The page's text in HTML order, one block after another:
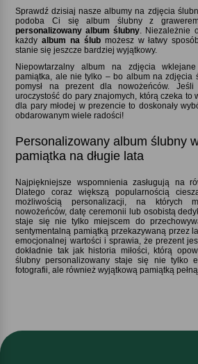
Sprawdź dzisiaj nasze albumy na zdjęcia
podoba Ci się album ślubny z
personalizowany album ślubny . Niezależnie
każdyalbum na ślubmożesz w łatwy
stanie się jeszcze bardziej wyjątkowy.
Niepowtarzalny album na zdjęcia
pamiątka, ale nie tylko – bo album na zdjęcia
pomysł na prezent dla nowożeńców.
uroczystość do pary znajomych, którą czeka to
dla pary młodej w prezencie to doskonały
obdarowanym wiele radości!
Personalizowany album ślubny
pamiątka na długie lata
Najpiękniejsze wspomnienia zasługują na
Dlatego coraz większą popularnością
możliwością personalizacji, na których
nowożeńców, datę ceremonii lub osobistą
staje się nie tylko miejscem do
sentymentalną pamiątką przekazywaną przez
emocjonalnej wartości i sprawia, że prezent
dokładnie tak jak historia miłości, którą
ślubny personalizowany staje się nie tylko
fotografii, ale również wyjątkową pamiątką